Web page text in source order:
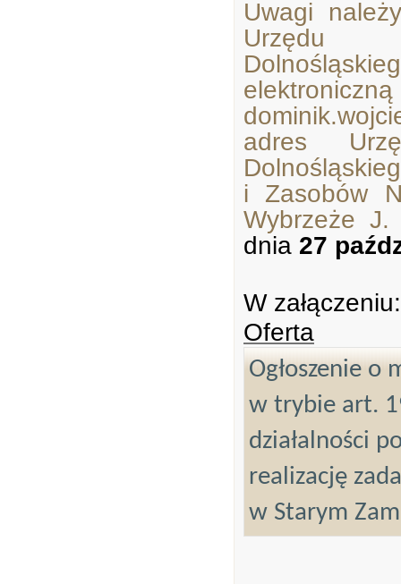
Uwagi
Urzędu
adres
i Zasobów
Wybrzeże J.
dnia 27
W załączeniu:
Oferta
Ogłoszenie o
w trybie art.
działalności
realizację
w Starym